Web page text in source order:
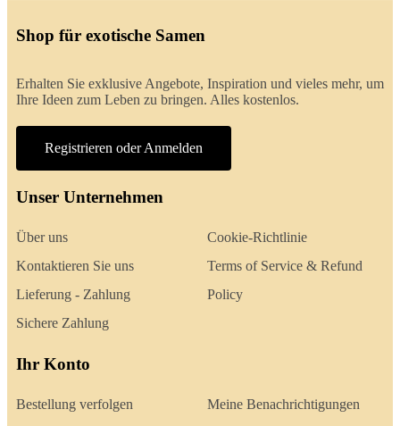
Shop für exotische Samen
Erhalten Sie exklusive Angebote, Inspiration und vieles mehr, um
Ihre Ideen zum Leben zu bringen. Alles kostenlos.
Registrieren oder Anmelden
Unser Unternehmen
Über uns
Kontaktieren Sie uns
Lieferung - Zahlung
Sichere Zahlung
Cookie-Richtlinie
Terms of Service & Refund
Policy
Ihr Konto
Bestellung verfolgen
Meine Benachrichtigungen